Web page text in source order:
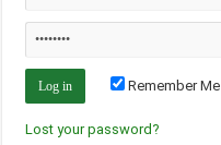
Remember Me
Lost your password?